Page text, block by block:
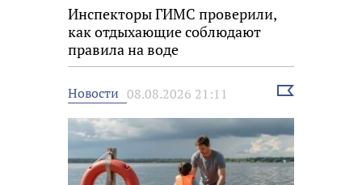
Инспекторы ГИМС проверили,
как отдыхающие соблюдают
правила на воде
Новости 08.08.2026 21:11
Выбрать